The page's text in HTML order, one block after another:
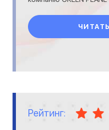
Рейтинг: